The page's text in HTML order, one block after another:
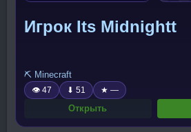
Игрок Its Midnightt
⛏️ Minecraft
👁 47 ⬇ 51 ★ —
Открыть